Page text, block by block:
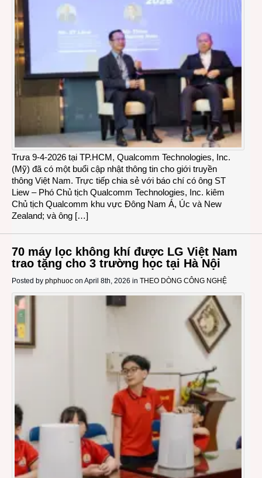
Trưa 9-4-2026 tại TP.HCM, Qualcomm Technologies, Inc.
(Mỹ) đã có một buổi cập nhật thông tin cho giới truyền
thông Việt Nam. Trực tiếp chia sẻ với báo chí có ông ST
Liew – Phó Chủ tịch Qualcomm Technologies, Inc. kiêm
Chủ tịch Qualcomm khu vực Đông Nam Á, Úc và New
Zealand; và ông […]
70 máy lọc không khí được LG Việt Nam
trao tặng cho 3 trường học tại Hà Nội
Posted by phphuoc on April 8th, 2026 in THEO DÒNG CÔNG NGHỆ